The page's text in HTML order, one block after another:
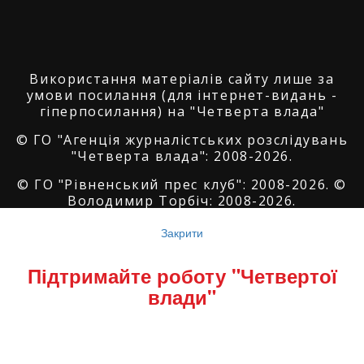
Використання матеріалів сайту лише за
умови посилання (для інтернет-видань -
гіперпосилання) на "Четверта влада"
© ГО "Агенція журналістських розслідувань
"Четверта влада": 2008-2026.
© ГО "Рівненський прес клуб": 2008-2026. ©
Володимир Торбіч: 2008-2026.
SoftGroup
Reserved
Закрити
Підтримайте роботу "Четвертої
влади"